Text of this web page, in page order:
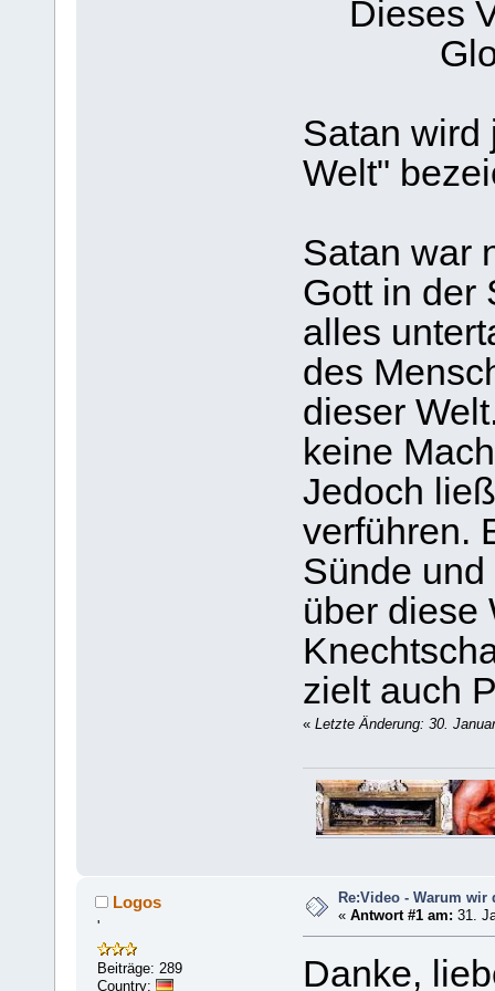
Dieses
Satan wird
Welt"
Satan war
Gott in der
alles
des
dieser
keine
Jedoch
verführen.
Sünde
über diese
zielt auch
« Letzte Änderung: 30.
Logos
'
Beiträge: 289
Country:
Re:Video - Warum wir
«Antwort #1 am: 31.
Danke,